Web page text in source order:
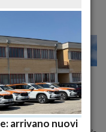
22 27
La 'no kids' è una
arrivano nuovi